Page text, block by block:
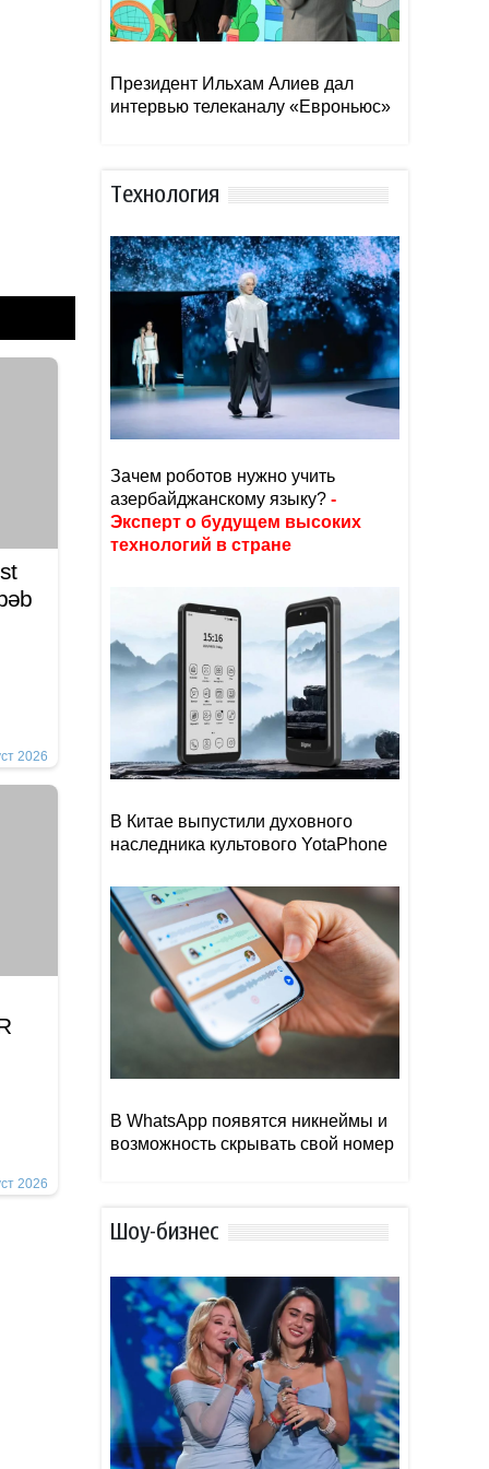
2026
2026
Президент Ильхам Алиев дал
интервью телеканалу «Евроньюс»
Тexнoлoгия
Зачем роботов нужно учить
азербайджанскому языку? -
Эксперт о будущем высоких
технологий в стране
В Китае выпустили духовного
наследника культового YotaPhone
В WhatsApp появятся никнеймы и
возможность скрывать свой номер
Шоу-бизнес